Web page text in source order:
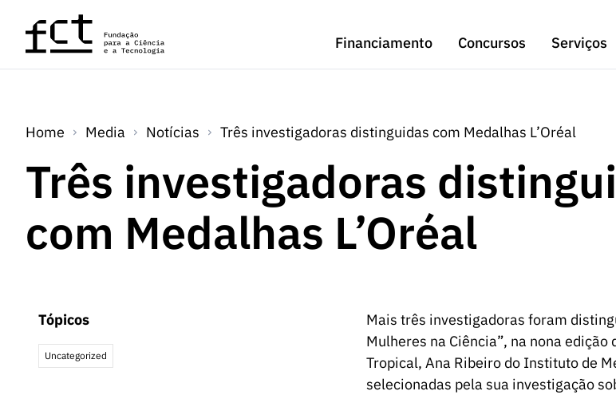
Saltar para o conteúdo principal
Financiamento
Concursos Serviços
Home Media Notícias Três investigadoras distinguidas com Medalhas L’Oréal
Três investigadoras
com Medalhas L’Oréal
Tópicos
Uncategorized
Mais três investigadoras foram
Mulheres na Ciência”, na nona
Tropical, Ana Ribeiro do Instituto de
selecionadas pela sua investigação